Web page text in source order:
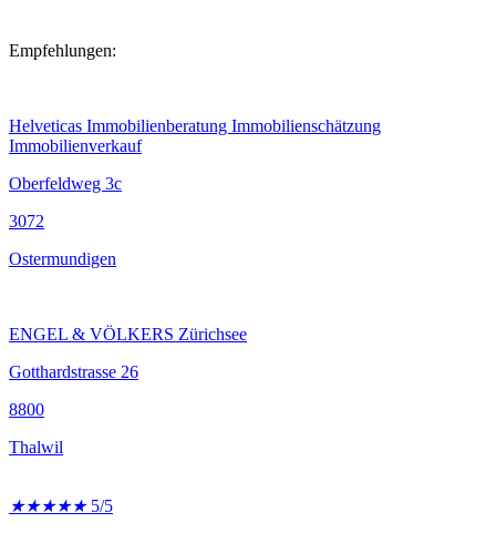
Empfehlungen:
Helveticas Immobilienberatung Immobilienschätzung
Immobilienverkauf
Oberfeldweg 3c
3072
Ostermundigen
ENGEL & VÖLKERS Zürichsee
Gotthardstrasse 26
8800
Thalwil
★★★★★ 5/5